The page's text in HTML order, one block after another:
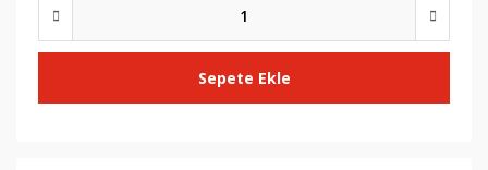
Sepete Ekle